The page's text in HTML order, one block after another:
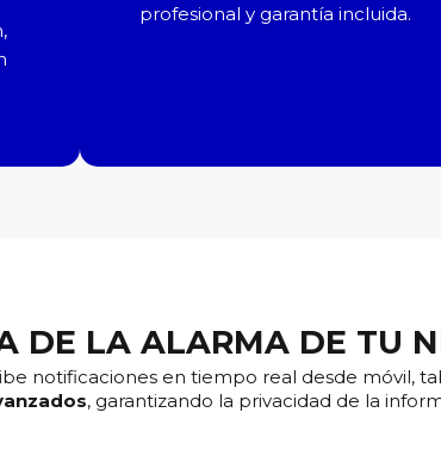
profesional y garantía incluida.
DE LA ALARMA DE TU
notificaciones en tiempo real desde móvil,
, garantizando la privacidad de la